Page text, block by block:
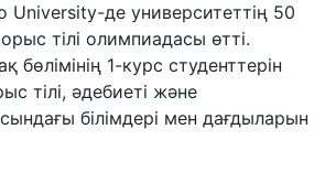
University-де университеттің 50
тілі олимпиадасы өтті.
бөлімінің 1-курс студенттерін
тілі, әдебиеті және
білімдері мен дағдыларын